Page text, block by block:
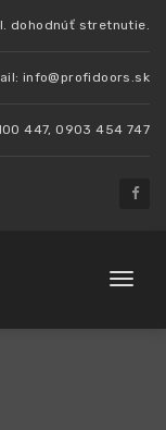
dohodnúť stretnutie.
info@profidoors.sk
447, 0903 454 747
Toggle